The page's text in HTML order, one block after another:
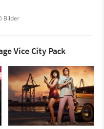
Bilder
Vice City Pack